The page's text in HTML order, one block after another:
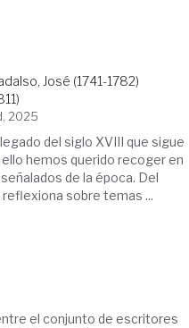
José (1741-1782)
2025
del siglo XVIII que sigue
hemos querido recoger en
de la época. Del
sobre temas ...
el conjunto de escritores